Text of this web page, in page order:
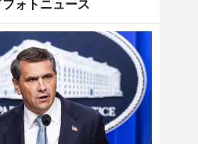
ォトニュース